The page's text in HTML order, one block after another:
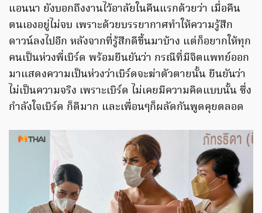
แอนนา ยังบอกถึงงานไว้อาลัยในคืนแรกด้วยว่า เมื่อคืน
ตนเองอยู่ไม่จบ เพราะด้วยบรรยากาศทำให้ความรู้สึก
ดาวน์ลงไปอีก หลังจากที่รู้สึกดีขึ้นมาบ้าง แต่ก็อยากให้ทุก
คนเป็นห่วงพี่เบิร์ด พร้อมยืนยันว่า กรณีที่มีจิตแพทย์ออก
มาแสดงความเป็นห่วงว่าเบิร์ดจะฆ่าตัวตายนั้น ยืนยันว่า
ไม่เป็นความจริง เพราะเบิร์ด ไม่เคยมีความคิดแบบนั้น ซึ่ง
กำลังใจเบิร์ด ก็ดีมาก และเพื่อนๆก็ผลัดกันพูดคุยตลอด